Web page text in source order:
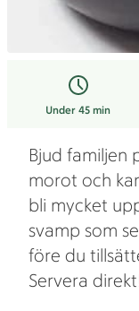
Under 45 min
Bjud familjen
morot och
bli mycket
svamp som
före du
Servera